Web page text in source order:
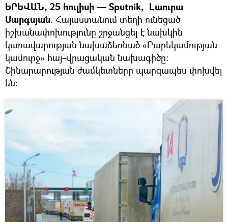
ԵՐԵՎԱՆ, 25 հուլիսի — Sputnik, Լաուրա
Սարգսյան. Հայաստանում տեղի ունեցած
իշխանափոխությունը շրջանցել է նախկին
կառավարության նախաձեռնած «Բարեկամության
կամուրջ» հայ–վրացական նախագիծը։
Շինարարության ժամկետները պարզապես փոխվել
են։